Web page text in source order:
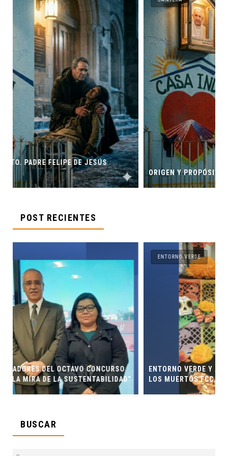
ORIGEN Y PROPÓSITO DE CASA INDI
POST RECIENTES
ENTORNO VERDE Y ANIMALIA PRESENTES EN EL DÍA DE
LOS MUERTOS FCC, UANL.
BUSCAR